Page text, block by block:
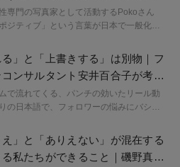
をもとに紐解いていきます。
専門の写真家として活動するPokoさん
ジティブ」という言葉が日本で一般化す
た。この連載「ボディポジティブを見つ
型や女性、そして社会との関係につい
まり語られてこなかった視点から、Poko
をもとに紐解いていきます。
る」と「上書きする」は別物｜フ
ンサルタント安井百合子が考え
ジティブの本質
で流れてくる、パンチの効いたリール動
の日本語で、フォロワーの悩みにバシッ
ってるの？」——心の奥に眠る本音を引き
言葉の強さ。その裏には、正解を押しつ
「あなたはどう生きたいの？」と問いか
え」と「ありえない」が混在する
私たちができること｜磯野真穂